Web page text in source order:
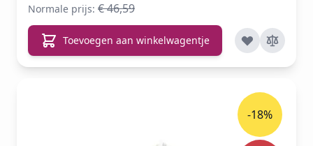
Normale prijs: € 46,59
Toevoegen aan winkelwagentje
-18%